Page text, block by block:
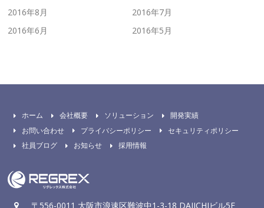
2016年8月
2016年7月
2016年6月
2016年5月
ホーム 会社概要 ソリューション
開発実績
お問い合わせ
プライバシーポリシー
セキュリティポリシー
社員ブログ
お知らせ 採用情報
〒556-0011 大阪市浪速区難波中1-3-18 DAIICHIビル5F